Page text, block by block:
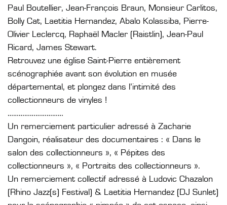
Paul Boutellier, Jean-François Braun, Monsieur Carlitos,
Bolly Cat, Laetitia Hernandez, Abalo Kolassiba, Pierre-
Olivier Leclercq, Raphaël Macler (Raistlin), Jean-Paul
Ricard, James Stewart.
Retrouvez une église Saint-Pierre entièrement
scénographiée avant son évolution en musée
départemental, et plongez dans l’intimité des
collectionneurs de vinyles !
…………………………
Un remerciement particulier adressé à Zacharie
Dangoin, réalisateur des documentaires : « Dans le
salon des collectionneurs », « Pépites des
collectionneurs », « Portraits des collectionneurs ».
Un remerciement collectif adressé à Ludovic Chazalon
(Rhino Jazz(s) Festival) & Laetitia Hernandez (DJ Sunlet)